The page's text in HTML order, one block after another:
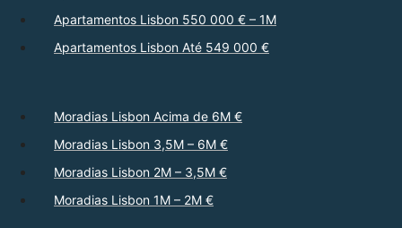
Apartamentos Lisbon 550 000 € – 1M
Apartamentos Lisbon Até 549 000 €
Moradias Lisbon Acima de 6M €
Moradias Lisbon 3,5M – 6M €
Moradias Lisbon 2M – 3,5M €
Moradias Lisbon 1M – 2M €